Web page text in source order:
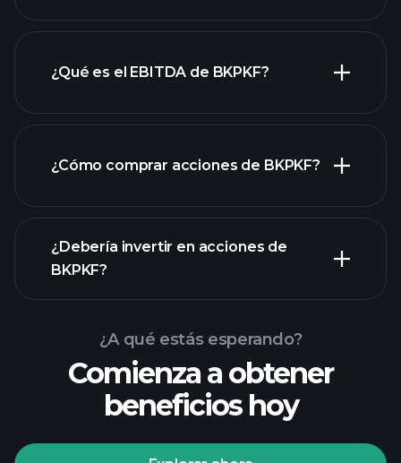
¿Qué es el EBITDA de BKPKF?
informes financieros
¿Cómo comprar acciones de BKPKF?
Playtrade
¿Debería invertir en acciones de
BKPKF?
¿A qué estás esperando?
Comienza a obtener
beneficios hoy